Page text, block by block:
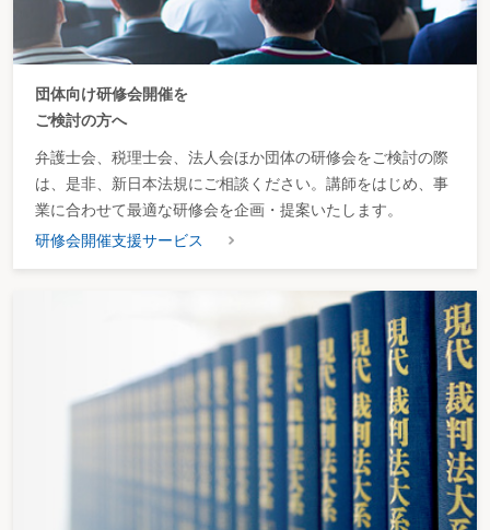
団体向け研修会開催を
ご検討の方へ
弁護士会、税理士会、法人会ほか団体の研修会をご検討の際
は、是非、新日本法規にご相談ください。講師をはじめ、事
業に合わせて最適な研修会を企画・提案いたします。
研修会開催支援サービス